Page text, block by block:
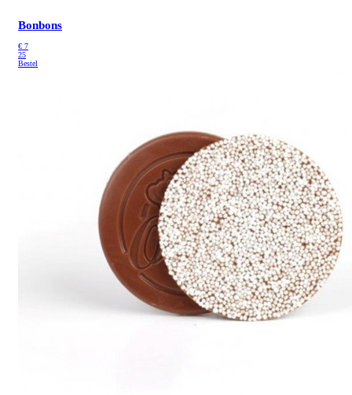
Bonbons
€ 7
25
Bestel